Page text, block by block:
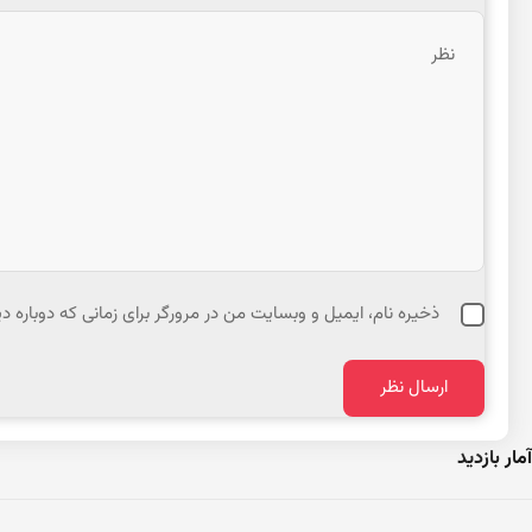
ذخیره نام، ایمیل و وبسایت من در مرورگر برای زمانی که
آمار بازدید